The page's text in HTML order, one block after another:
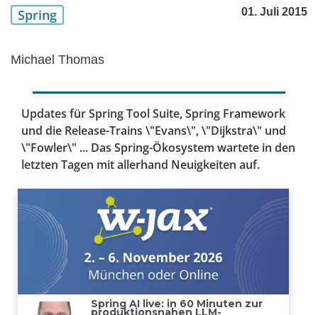
Spring 01. Juli 2015
Michael Thomas
Updates für Spring Tool Suite, Spring Framework
und die Release-Trains \"Evans\", \"Dijkstra\" und
\"Fowler\" ... Das Spring-Ökosystem wartete in den
letzten Tagen mit allerhand Neuigkeiten auf.